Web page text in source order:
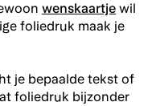
wenskaartje wil
foliedruk maak je
je bepaalde tekst of
foliedruk bijzonder